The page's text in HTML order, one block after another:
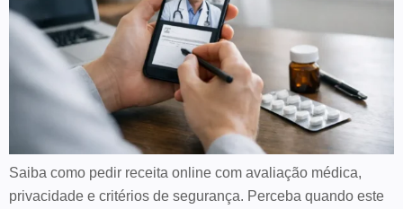
Saiba como pedir receita online com avaliação médica,
privacidade e critérios de segurança. Perceba quando este